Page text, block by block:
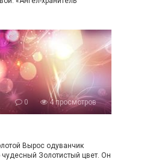
0 4 просмотров
Вырос одуванчик
Золотистый цвет. Он